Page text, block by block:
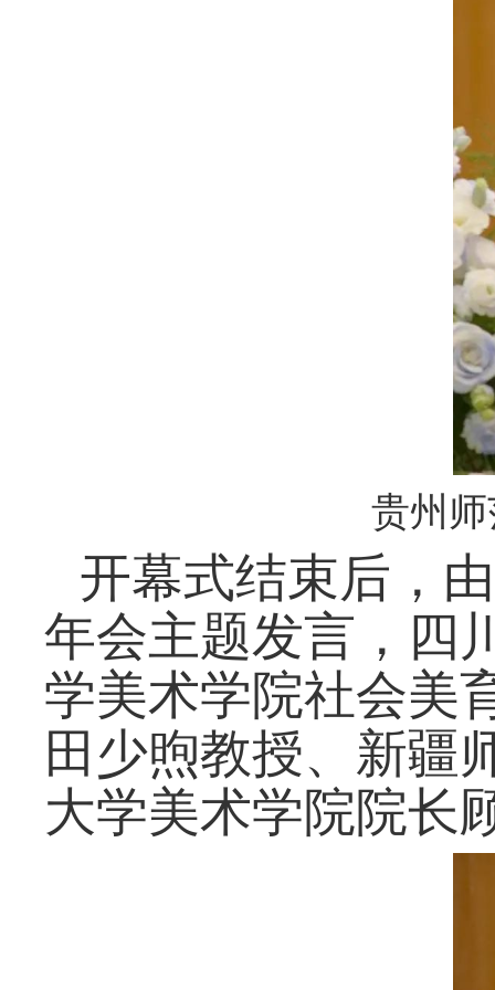
贵州
开幕式结束后，
年会主题发言，四
学美术学院社会美
田少煦教授、新疆
大学美术学院院长